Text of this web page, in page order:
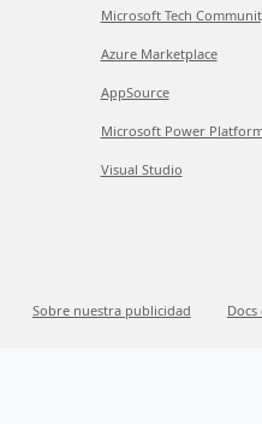
Microsoft Tech
Azure Marketplace
AppSource
Microsoft Power
Visual Studio
Sobre nuestra publicidad